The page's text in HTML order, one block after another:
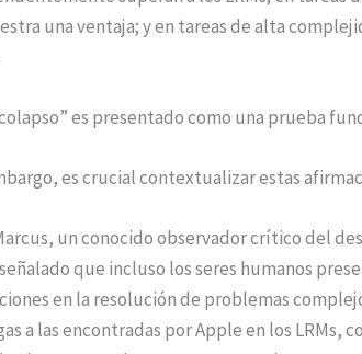
una ventaja; y en tareas de alta
es presentado como una prueba
es crucial contextualizar estas
un conocido observador crítico del
que incluso los seres humanos
en la resolución de problemas
a las encontradas por Apple en los LRMs,